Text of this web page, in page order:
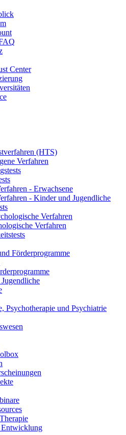
Center
(HTS)
Verfahren
- Erwachsene
- Kinder und Jugendliche
Verfahren
Verfahren
Förderprogramme
Psychotherapie und Psychiatrie
Entwicklung